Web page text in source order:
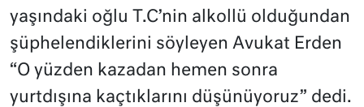
yaşındaki oğlu T.C’nin alkollü olduğundan
şüphelendiklerini söyleyen Avukat Erden
“O yüzden kazadan hemen sonra
yurtdışına kaçtıklarını düşünüyoruz” dedi.